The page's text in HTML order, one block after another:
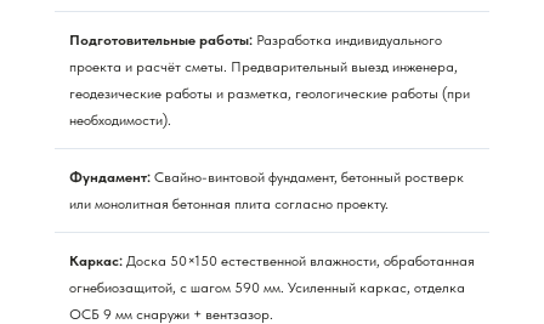
Подготовительные работы: Разработка индивидуального
проекта и расчёт сметы. Предварительный выезд инженера,
геодезические работы и разметка, геологические работы (при
необходимости).
Фундамент: Свайно-винтовой фундамент, бетонный ростверк
или монолитная бетонная плита согласно проекту.
Каркас: Доска 50×150 естественной влажности, обработанная
огнебиозащитой, с шагом 590 мм. Усиленный каркас, отделка
ОСБ 9 мм снаружи + вентзазор.